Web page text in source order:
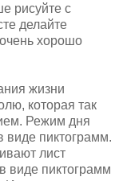
рисуйте с
делайте
хорошо
жизни
которая так
Режим дня
виде пиктограмм.
лист
виде пиктограмм